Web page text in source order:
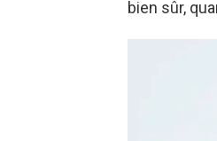
bien sûr,